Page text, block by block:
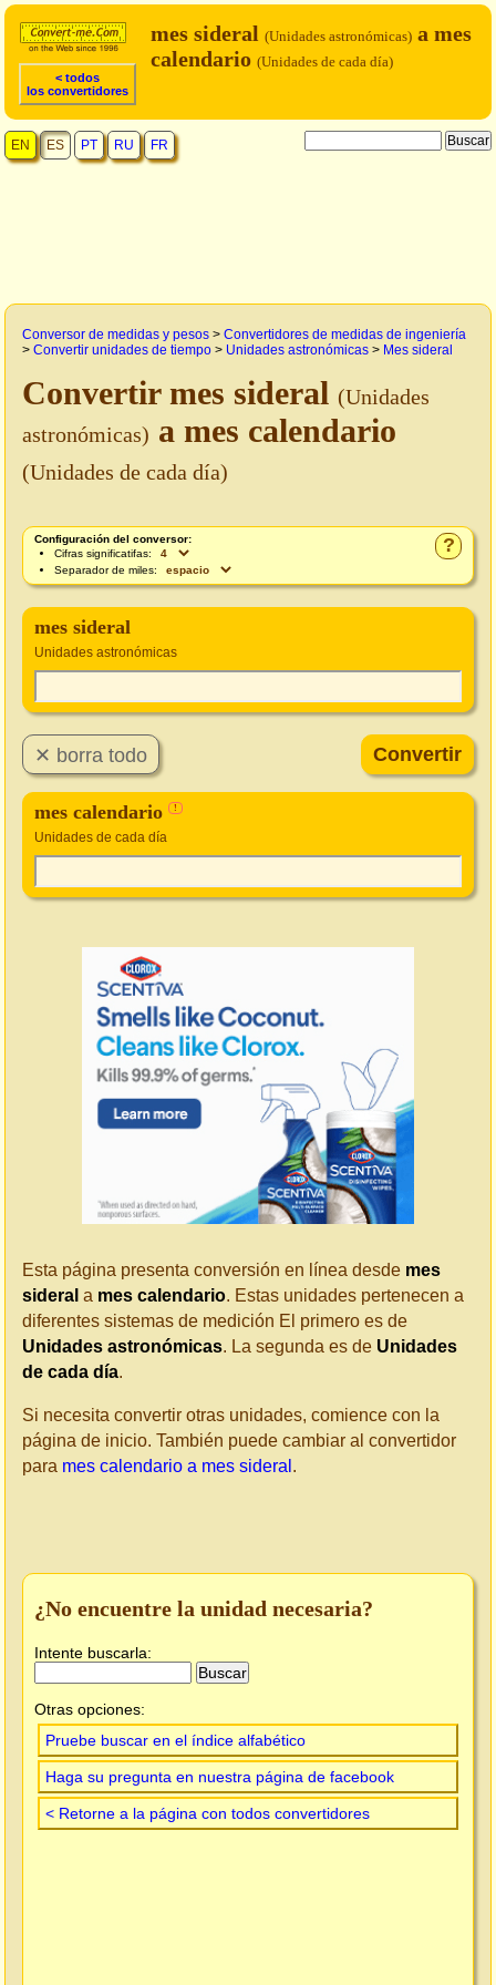
< todos
los convertidores
mes sideral (Unidades astronómicas) a mes
calendario (Unidades de cada día)
EN ES PT RU FR
Conversor de medidas y pesos > Convertidores de medidas de ingeniería
> Convertir unidades de tiempo > Unidades astronómicas > Mes sideral
Convertir mes sideral (Unidades
astronómicas) a mes calendario
(Unidades de cada día)
?
Configuración del conversor:
Cifras significatifas:
Separador de miles:
mes sideral
Unidades astronómicas
mes calendario !
Unidades de cada día
Esta página presenta conversión en línea desde mes
sideral a mes calendario. Estas unidades pertenecen a
diferentes sistemas de medición El primero es de
Unidades astronómicas. La segunda es de Unidades
de cada día.
Si necesita convertir otras unidades, comience con la
página de inicio. También puede cambiar al convertidor
para mes calendario a mes sideral .
¿No encuentre la unidad necesaria?
Intente buscarla:
Otras opciones:
Pruebe buscar en el índice alfabético
Haga su pregunta en nuestra página de facebook
< Retorne a la página con todos convertidores